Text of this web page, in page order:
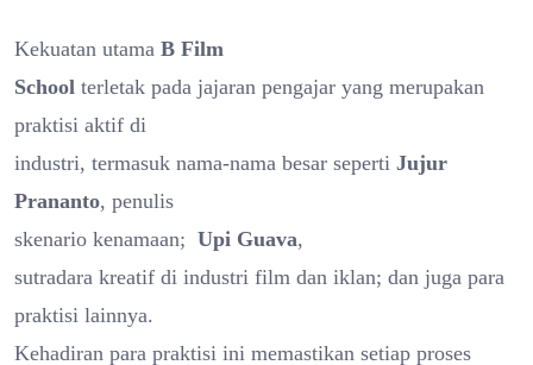
Kekuatan utama B Film
School terletak pada jajaran pengajar yang merupakan
praktisi aktif di
industri, termasuk nama-nama besar seperti Jujur
Prananto, penulis
skenario kenamaan; Upi Guava,
sutradara kreatif di industri film dan iklan; dan juga para
praktisi lainnya.
Kehadiran para praktisi ini memastikan setiap proses